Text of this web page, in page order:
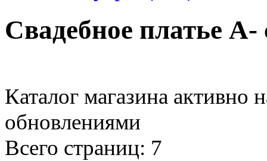
Свадебное платье А-
Каталог магазина активно
обновлениями
Всего страниц: 7